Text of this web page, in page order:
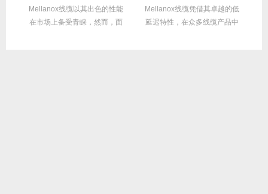
Mellanox线缆以其出色的性能
在市场上备受青睐，然而，面
Mellanox线缆凭借其卓越的低
延迟特性，在众多线缆产品中